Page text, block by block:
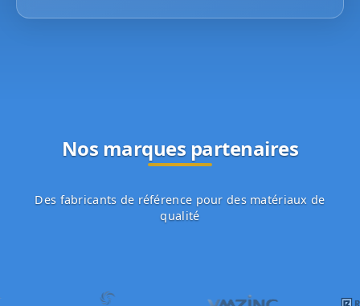
Nos marques partenaires
Des fabricants de référence pour des matériaux de
qualité